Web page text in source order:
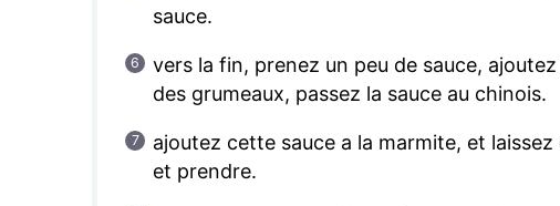
sauce.
vers la fin, prenez un peu de sauce,
des grumeaux, passez la sauce au chinois.
ajoutez cette sauce a la marmite, et
et prendre.